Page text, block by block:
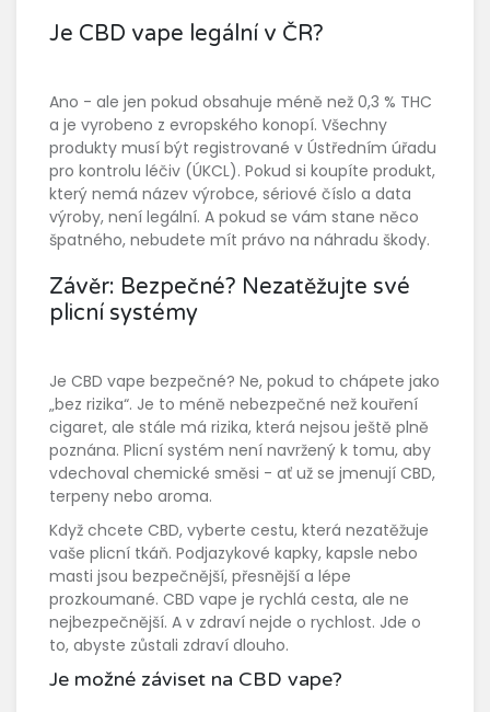
Je CBD vape legální v ČR?
Ano - ale jen pokud obsahuje méně než 0,3 % THC
a je vyrobeno z evropského konopí. Všechny
produkty musí být registrované v Ústředním úřadu
pro kontrolu léčiv (ÚKCL). Pokud si koupíte produkt,
který nemá název výrobce, sériové číslo a data
výroby, není legální. A pokud se vám stane něco
špatného, nebudete mít právo na náhradu škody.
Závěr: Bezpečné? Nezatěžujte své
plicní systémy
Je CBD vape bezpečné? Ne, pokud to chápete jako
„bez rizika“. Je to méně nebezpečné než kouření
cigaret, ale stále má rizika, která nejsou ještě plně
poznána. Plicní systém není navržený k tomu, aby
vdechoval chemické směsi - ať už se jmenují CBD,
terpeny nebo aroma.
Když chcete CBD, vyberte cestu, která nezatěžuje
vaše plicní tkáň. Podjazykové kapky, kapsle nebo
masti jsou bezpečnější, přesnější a lépe
prozkoumané. CBD vape je rychlá cesta, ale ne
nejbezpečnější. A v zdraví nejde o rychlost. Jde o
to, abyste zůstali zdraví dlouho.
Je možné záviset na CBD vape?